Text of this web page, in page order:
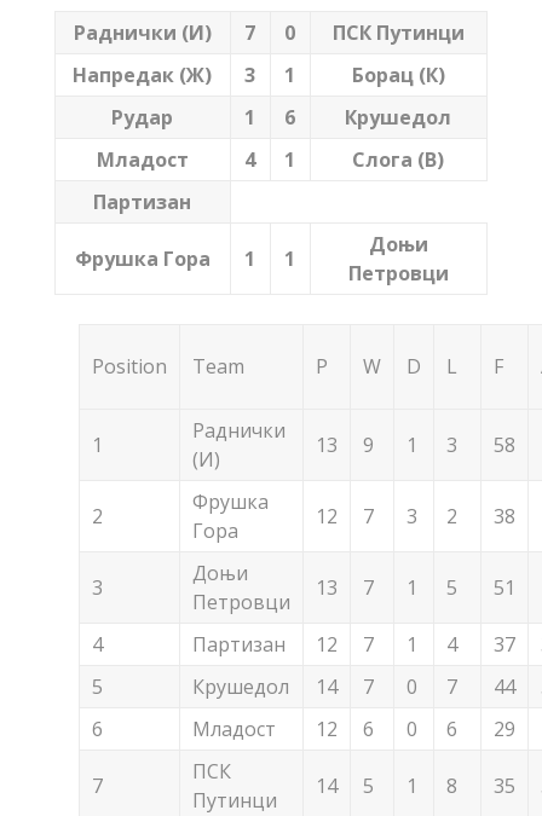
Раднички (И) 7 0
ПСК Путинци
Напредак (Ж)
3 1
Борац (К)
Рудар
1 6
Крушедол
Младост
4 1
Слога (В)
Партизан
Фрушка Гора 1 1
Доњи
Петровци
Position Team P W D L F
1
Раднички
(И)
13 9 1 3 58
2
Фрушка
Гора
12 7 3 2 38
3
Доњи
Петровци
13 7 1 5 51
4 Партизан 12 7 1 4 37
5
Крушедол 14 7 0 7 44
6
Младост 12 6 0 6 29
7
ПСК
Путинци
14 5 1 8 35